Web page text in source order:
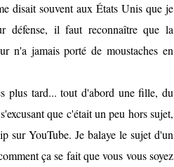
disait souvent aux États Unis que je
défense, il faut reconnaître que la
n'a jamais porté de moustaches en
plus tard... tout d'abord une fille, du
que c'était un peu hors sujet,
sur YouTube. Je balaye le sujet d'un
ça se fait que vous vous soyez